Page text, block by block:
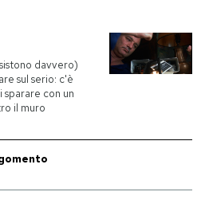
Storie/Idee
Ok Boomer!
davvero)
sul serio: c'è
sparare con un
il muro